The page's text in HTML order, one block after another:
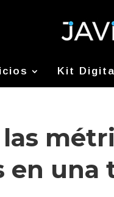
Kit
una